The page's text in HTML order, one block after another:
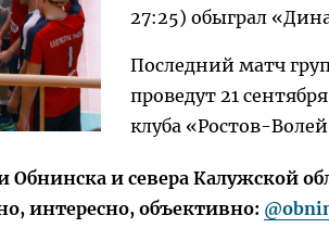
27:25) обыграл
Последний матч
проведут 21
клуба «Ростов-
и севера Калужской
интересно, объективно: